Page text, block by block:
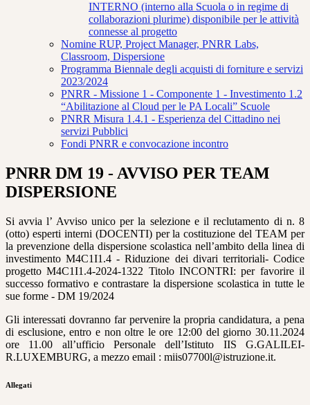
INTERNO (interno alla Scuola o in regime di
collaborazioni plurime) disponibile per le attività
connesse al progetto
Nomine RUP, Project Manager, PNRR Labs,
Classroom, Dispersione
Programma Biennale degli acquisti di forniture e servizi
2023/2024
PNRR - Missione 1 - Componente 1 - Investimento 1.2
“Abilitazione al Cloud per le PA Locali” Scuole
PNRR Misura 1.4.1 - Esperienza del Cittadino nei
servizi Pubblici
Fondi PNRR e convocazione incontro
PNRR DM 19 - AVVISO PER TEAM
DISPERSIONE
Si avvia l’ Avviso unico per la selezione e il reclutamento di n. 8
(otto) esperti interni (DOCENTI) per la costituzione del TEAM per
la prevenzione della dispersione scolastica nell’ambito della linea di
investimento M4C1I1.4 - Riduzione dei divari territoriali- Codice
progetto M4C1I1.4-2024-1322 Titolo INCONTRI: per favorire il
successo formativo e contrastare la dispersione scolastica in tutte le
sue forme - DM 19/2024
Gli interessati dovranno far pervenire la propria candidatura, a pena
di esclusione, entro e non oltre le ore 12:00 del giorno 30.11.2024
ore 11.00 all’ufficio Personale dell’Istituto IIS G.GALILEI-
R.LUXEMBURG, a mezzo email : miis07700l@istruzione.it.
Allegati